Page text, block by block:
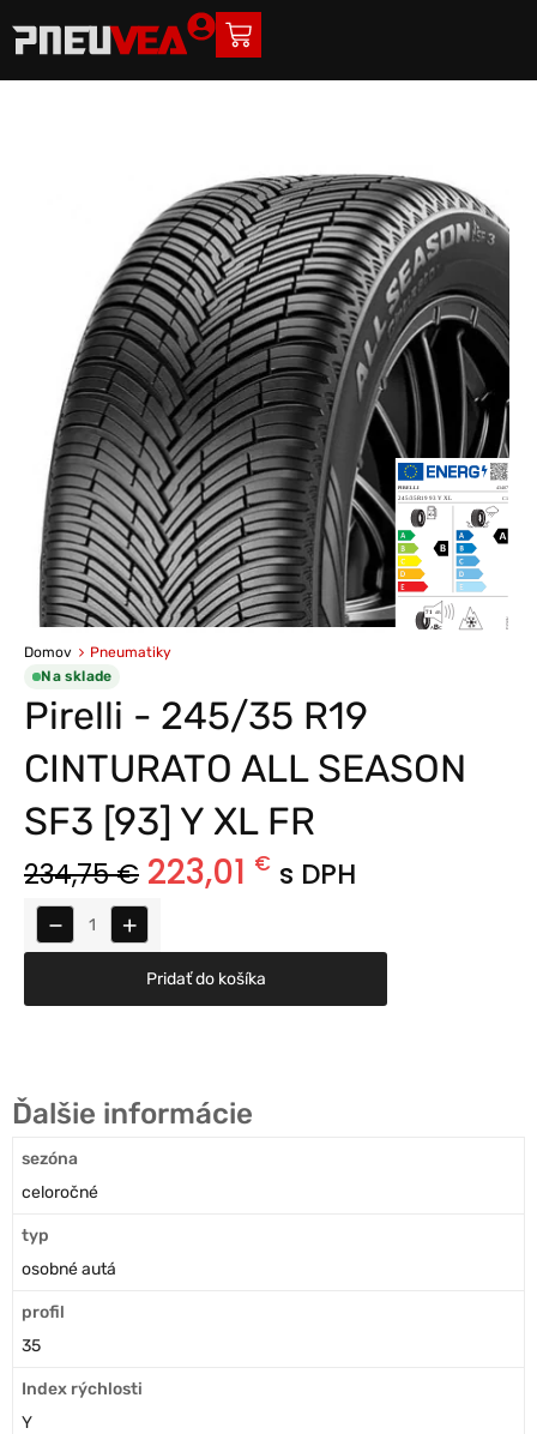
Domov
Pneumatiky
Na sklade
Pirelli - 245/35 R19
CINTURATO ALL SEASON
SF3 [93] Y XL FR
234,75€ 223,01 € s DPH
− +
Pridať do košíka
Ďalšie informácie
sezóna
celoročné
typ
osobné autá
profil
35
Index rýchlosti
Y